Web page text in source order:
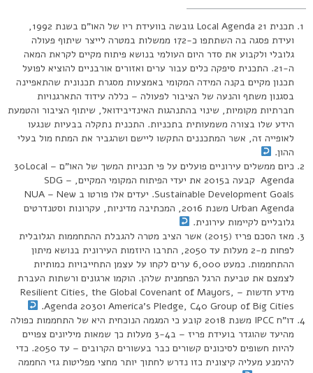
תכנית Local Agenda 21 גובשה בוועידת ריו של האו”ם בשנת 1992,
ועידת פסגה בה השתתפו כ-172 ממשלות במטרה לייצר שיתוף פעולה
גלובלי ולקבוע את סדר היום העולמי בנושא פיתוח מקיים לקראת המאה
ה-21. התכנית סיפקה כלים עבור ערים ואזורים אורבניים להוציא לפועל
תכנון מקיים בקנה המידה המקומי באמצעות מסגרת תכנונית שהתאפיינה
בסגנון משתף והנעה של הציבור לפעולה – כללה עידוד התארגנויות
חברתיות מקומיות, שינוי בהתנהגות האינדיבידואל, שיתוף הציבור והטמעת
הידע שלו בצורה משמעותית בתכניות. התכנית נתקלה בבעיות שנגעו
לאופייה זה, אשר המתכננים התקשו ליישם ושהגביר את המתח מול בעלי
ההון.
כיום ממשלים עירוניים פועלים על פי תכניות המשך של האו”ם – 30Local
Agenda קבעה ב2015 את יעדי הפיתוח המקומי המקיים, SDG –
Sustainable Development Goals. יעדים אלו פורטו ב NUA – New
Urban Agenda משנת 2016, המכתיבה מדיניות, עקרונות וסטנדרטים
גלובליים לקיימות עירונית.
מאז הסכם פריז (2015) אשר הציב מטרה להגבלת ההתחממות הגלובלית
לפחות מ-2 מעלות עד 2050, התרבו היוזמות העירונית בנושא מיתון
ההתחממות. כמעט 6,000 ערים לקחו על עצמן התחייבויות כמותיות
לצמצם את טביעת הרגל הפחמנית שלהן. הוקמו ארגונים ורשתות העברת
מידע חדשות – Resilient Cities, the Global Covenant of Mayors,
America’s Pledge, C40 Group of Big Cities וAgenda 2030.
דו”ח IPCC משנת 2018 קובע כי המגמה הנוכחית היא של התחממות כפולה
מהיעד שהוגדר בועידת פריז – ב3-4 מעלות כך שמאות מיליונים צפויים
להיות חשופים לסיכונים קשורים כבר בעשורים הקרובים – עד 2050. כדי
להימנע מעליה קיצונית כזו נדרש לחתוך יותר מחצי מפליטות גזי החממה